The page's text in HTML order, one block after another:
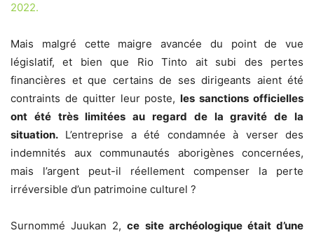
2022.
Mais malgré cette maigre avancée du point de vue
législatif, et bien que Rio Tinto ait subi des pertes
financières et que certains de ses dirigeants aient été
contraints de quitter leur poste,les sanctions officielles
ont été très limitées au regard de la gravité de la
situation. L’entreprise a été condamnée à verser des
indemnités aux communautés aborigènes concernées,
mais l’argent peut-il réellement compenser la perte
irréversible d’un patrimoine culturel ?
Surnommé Juukan 2,ce site archéologique était d’une